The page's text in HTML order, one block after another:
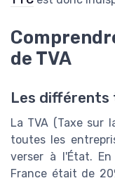
de TVA
Les différents
La TVA (Taxe sur
toutes les
verser à l'État.
France était de